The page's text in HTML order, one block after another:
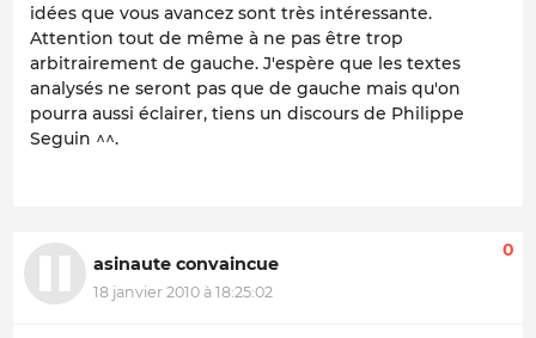
idées que vous avancez sont très intéressante.
Attention tout de même à ne pas être trop
arbitrairement de gauche. J'espère que les textes
analysés ne seront pas que de gauche mais qu'on
pourra aussi éclairer, tiens un discours de Philippe
Seguin ^^.
asinaute convaincue
18 janvier 2010 à 18:25:02
0